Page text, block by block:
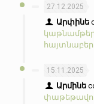
27.12.2025
Արփինե
15.11.2025
Արմինե